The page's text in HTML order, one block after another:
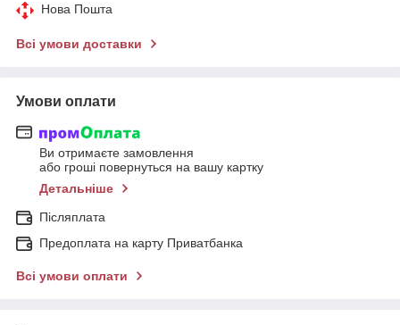
Нова Пошта
Всі умови доставки
Умови оплати
Ви отримаєте замовлення
або гроші повернуться на вашу картку
Детальніше
Післяплата
Предоплата на карту Приватбанка
Всі умови оплати